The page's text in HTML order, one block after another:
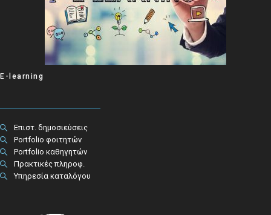
E-learning
Επιστ. δημοσιεύσεις
Portfolio φοιτητών
Portfolio καθηγητών
Πρακτικές πληροφ.​
Υπηρεσία καταλόγου